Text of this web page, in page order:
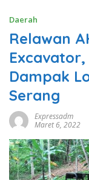
Daerah
Relawan
Dampak
Serang
Expressadm
Maret 6, 2022